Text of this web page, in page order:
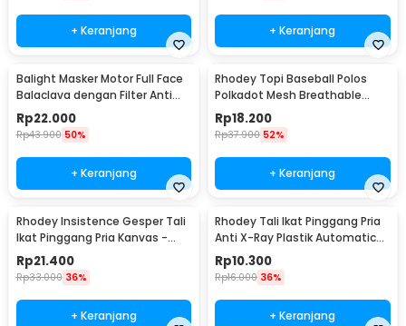
+ Keranjang + Keranjang
Balight Masker Motor Full Face
Balaclava dengan Filter Anti
Debu - CISE
Rp22.000
Rp43.900 50%
+ Keranjang
Rhodey Topi Baseball Polos
Polkadot Mesh Breathable
Katun Poliester - MZ237
Rp18.200
Rp37.900 52%
+ Keranjang
Rhodey Insistence Gesper Tali
Ikat Pinggang Pria Kanvas -
2008
Rp21.400
Rp33.000 36%
+ Keranjang
Rhodey Tali Ikat Pinggang Pria
Anti X-Ray Plastik Automatic
Buckle - 899
Rp10.300
Rp16.000 36%
+ Keranjang